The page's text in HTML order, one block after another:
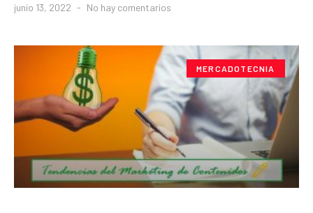
junio 13, 2022 No hay comentarios
MERCADOTECNIA